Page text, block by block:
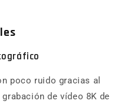
poco ruido gracias al
de vídeo 8K de